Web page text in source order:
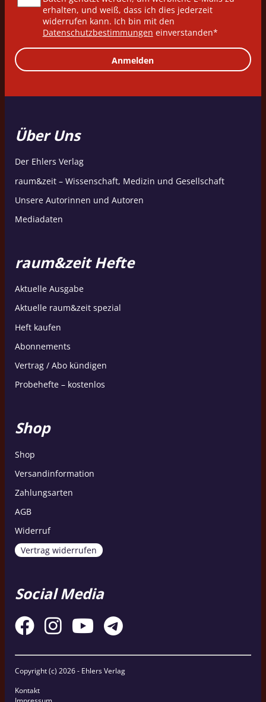
erhalten, und weiß, dass ich dies jederzeit
widerrufen kann. Ich bin mit den
Datenschutzbestimmungen einverstanden*
Anmelden
Über Uns
Der Ehlers Verlag
raum&zeit – Wissenschaft, Medizin und Gesellschaft
Unsere Autorinnen und Autoren
Mediadaten
raum&zeit Hefte
Aktuelle Ausgabe
Aktuelle raum&zeit spezial
Heft kaufen
Abonnements
Vertrag / Abo kündigen
Probehefte – kostenlos
Shop
Shop
Versandinformation
Zahlungsarten
AGB
Widerruf
Vertrag widerrufen
Social Media
Copyright (c) 2026 - Ehlers Verlag
Kontakt